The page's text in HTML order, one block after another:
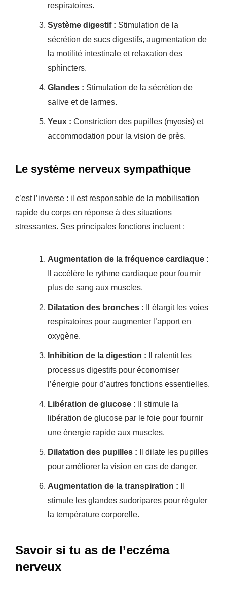
respiratoires.
Système digestif : Stimulation de la
sécrétion de sucs digestifs, augmentation de
la motilité intestinale et relaxation des
sphincters.
Glandes : Stimulation de la sécrétion de
salive et de larmes.
Yeux : Constriction des pupilles (myosis) et
accommodation pour la vision de près.
Le système nerveux sympathique
c’est l’inverse : il est responsable de la mobilisation
rapide du corps en réponse à des situations
stressantes. Ses principales fonctions incluent :
Augmentation de la fréquence cardiaque :
Il accélère le rythme cardiaque pour fournir
plus de sang aux muscles.
Dilatation des bronches : Il élargit les voies
respiratoires pour augmenter l’apport en
oxygène.
Inhibition de la digestion : Il ralentit les
processus digestifs pour économiser
l’énergie pour d’autres fonctions essentielles.
Libération de glucose : Il stimule la
libération de glucose par le foie pour fournir
une énergie rapide aux muscles.
Dilatation des pupilles : Il dilate les pupilles
pour améliorer la vision en cas de danger.
Augmentation de la transpiration :
stimule les glandes sudoripares pour réguler
la température corporelle.
Savoir si tu as de l’eczéma
nerveux